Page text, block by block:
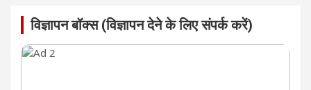
विज्ञापन बॉक्स (विज्ञापन देने के लिए संपर्क करें)